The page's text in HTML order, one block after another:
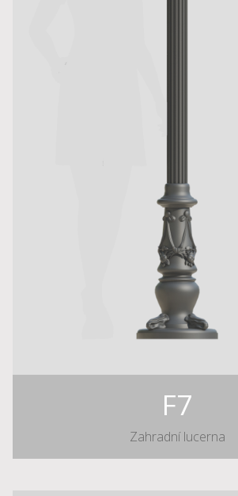
F7
Zahradní lucerna